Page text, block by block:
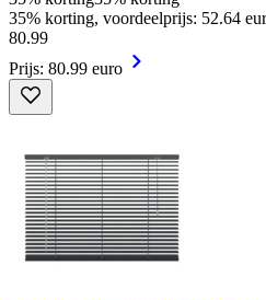
35% korting, voordeelprijs: 52.64
80.99
Prijs: 80.99 euro